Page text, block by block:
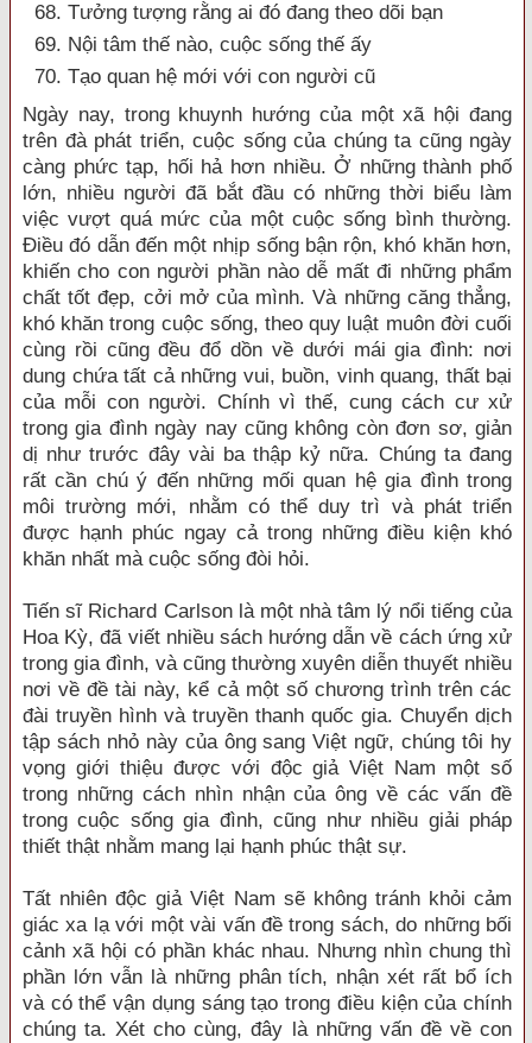
68. Tưởng tượng rằng ai đó đang theo dõi bạn
69. Nội tâm thế nào, cuộc sống thế ấy
70. Tạo quan hệ mới với con người cũ
Ngày nay, trong khuynh hướng của một xã hội đang
trên đà phát triển, cuộc sống của chúng ta cũng ngày
càng phức tạp, hối hả hơn nhiều. Ở những thành phố
lớn, nhiều người đã bắt đầu có những thời biểu làm
việc vượt quá mức của một cuộc sống bình thường.
Điều đó dẫn đến một nhịp sống bận rộn, khó khăn hơn,
khiến cho con người phần nào dễ mất đi những phẩm
chất tốt đẹp, cởi mở của mình. Và những căng thẳng,
khó khăn trong cuộc sống, theo quy luật muôn đời cuối
cùng rồi cũng đều đổ dồn về dưới mái gia đình: nơi
dung chứa tất cả những vui, buồn, vinh quang, thất bại
của mỗi con người. Chính vì thế, cung cách cư xử
trong gia đình ngày nay cũng không còn đơn sơ, giản
dị như trước đây vài ba thập kỷ nữa. Chúng ta đang
rất cần chú ý đến những mối quan hệ gia đình trong
môi trường mới, nhằm có thể duy trì và phát triển
được hạnh phúc ngay cả trong những điều kiện khó
khăn nhất mà cuộc sống đòi hỏi.
Tiến sĩ Richard Carlson là một nhà tâm lý nổi tiếng của
Hoa Kỳ, đã viết nhiều sách hướng dẫn về cách ứng xử
trong gia đình, và cũng thường xuyên diễn thuyết nhiều
nơi về đề tài này, kể cả một số chương trình trên các
đài truyền hình và truyền thanh quốc gia. Chuyển dịch
tập sách nhỏ này của ông sang Việt ngữ, chúng tôi hy
vọng giới thiệu được với độc giả Việt Nam một số
trong những cách nhìn nhận của ông về các vấn đề
trong cuộc sống gia đình, cũng như nhiều giải pháp
thiết thật nhằm mang lại hạnh phúc thật sự.
Tất nhiên độc giả Việt Nam sẽ không tránh khỏi cảm
giác xa lạ với một vài vấn đề trong sách, do những bối
cảnh xã hội có phần khác nhau. Nhưng nhìn chung thì
phần lớn vẫn là những phân tích, nhận xét rất bổ ích
và có thể vận dụng sáng tạo trong điều kiện của chính
chúng ta. Xét cho cùng, đây là những vấn đề về con